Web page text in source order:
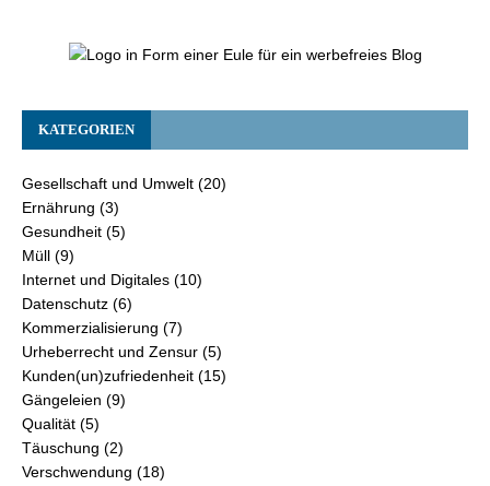
KATEGORIEN
Gesellschaft und Umwelt (20)
Ernährung (3)
Gesundheit (5)
Müll (9)
Internet und Digitales (10)
Datenschutz (6)
Kommerzialisierung (7)
Urheberrecht und Zensur (5)
Kunden(un)zufriedenheit (15)
Gängeleien (9)
Qualität (5)
Täuschung (2)
Verschwendung (18)